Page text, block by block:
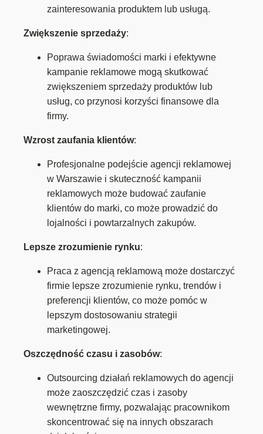
zainteresowania produktem lub usługą.
Zwiększenie sprzedaży:
Poprawa świadomości marki i efektywne
kampanie reklamowe mogą skutkować
zwiększeniem sprzedaży produktów lub
usług, co przynosi korzyści finansowe dla
firmy.
Wzrost zaufania klientów:
Profesjonalne podejście agencji reklamowej
w Warszawie i skuteczność kampanii
reklamowych może budować zaufanie
klientów do marki, co może prowadzić do
lojalności i powtarzalnych zakupów.
Lepsze zrozumienie rynku:
Praca z agencją reklamową może dostarczyć
firmie lepsze zrozumienie rynku, trendów i
preferencji klientów, co może pomóc w
lepszym dostosowaniu strategii
marketingowej.
Oszczędność czasu i zasobów:
Outsourcing działań reklamowych do agencji
może zaoszczędzić czas i zasoby
wewnętrzne firmy, pozwalając pracownikom
skoncentrować się na innych obszarach